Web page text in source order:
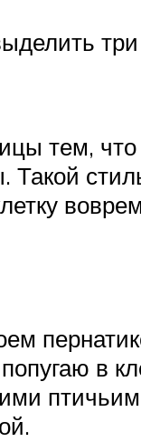
тем,
в